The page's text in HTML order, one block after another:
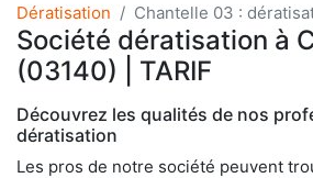
Dératisation Chantelle 03 :
Société dératisation à
(03140) | TARIF
Découvrez les qualités de nos
dératisation
Les pros de notre société peuvent